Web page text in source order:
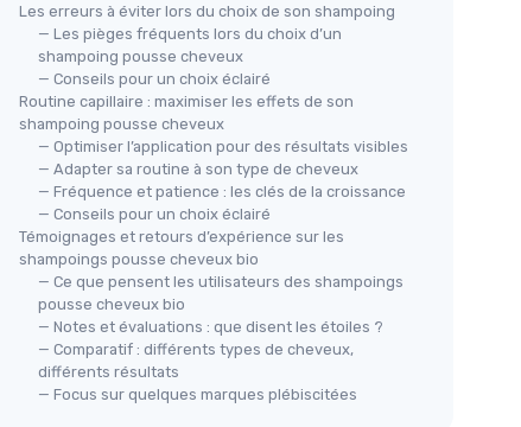
Les erreurs à éviter lors du choix de son shampoing
— Les pièges fréquents lors du choix d’un
shampoing pousse cheveux
— Conseils pour un choix éclairé
Routine capillaire : maximiser les effets de son
shampoing pousse cheveux
— Optimiser l’application pour des résultats visibles
— Adapter sa routine à son type de cheveux
— Fréquence et patience : les clés de la croissance
— Conseils pour un choix éclairé
Témoignages et retours d’expérience sur les
shampoings pousse cheveux bio
— Ce que pensent les utilisateurs des shampoings
pousse cheveux bio
— Notes et évaluations : que disent les étoiles ?
— Comparatif : différents types de cheveux,
différents résultats
— Focus sur quelques marques plébiscitées